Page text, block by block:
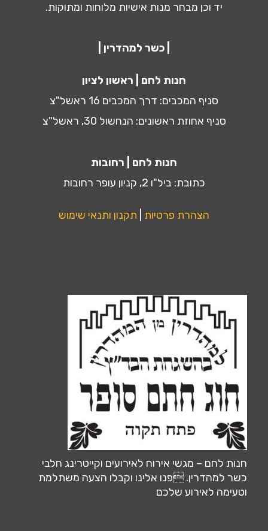
יד וכן מבחר מנות אישיות מלוחות ומתוקות.
| כשר למהדרין |
חנות לחם | ראשון לציון
סניף המכבים: דרך המכבים 16 ראשל"צ
סניף אחוזת ראשונים: הנחשול 30, ראשל"צ
חנות לחם | רחובות
כתובת: ביל"ו 2, קניון עופר רחובות
הצהרת פרטיות תקנון ותנאי שימוש
חנות לחם – מגשי אירוח לאירועים וקייטרינג חלבי
כשר למהדרין. פנו אלינו וקבלו הצעה משתלמת
וטעימה לאירוע שלכם